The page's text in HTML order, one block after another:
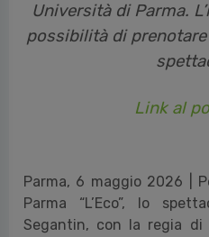
Università di Parma.
possibilità di
Link al
Parma, 6 maggio 2026 |
Parma “L’Eco”, lo
Segantin, con la regia di